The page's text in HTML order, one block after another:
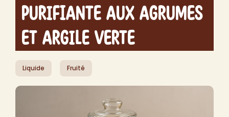
Purifiante aux Agrumes
et Argile Verte
Liquide Fruité